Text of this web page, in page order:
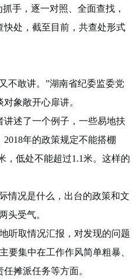
手，逐一对照、全面查找，
处，截至目前，共查处形式
敢讲。”湖南省纪委监委党
象敞开心扉讲。
述了一个例子，一些易地扶
年的政策规定不能搭棚
，低处不能超过1.1米。这样的
况是什么，出台的政策和文
头受气。
听取情况汇报，对发现的问题
要集中在工作作风简单粗暴、
摊派任务等方面。